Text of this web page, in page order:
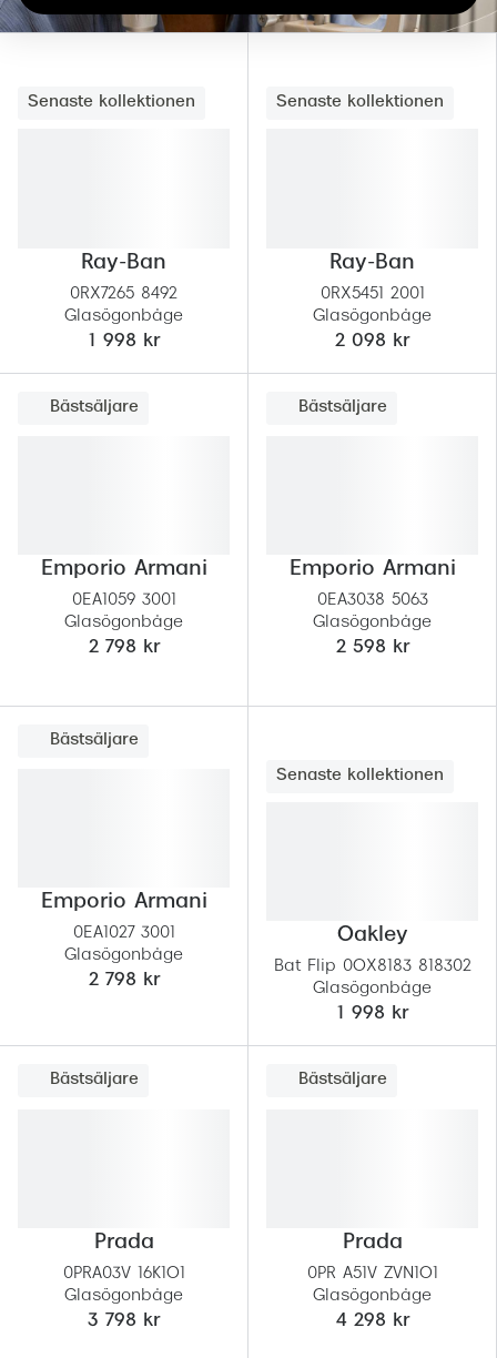
Senaste kollektionen
Ray-Ban
0RX7265 8492
Glasögonbåge
1 998 kr
Senaste kollektionen
Ray-Ban
0RX5451 2001
Glasögonbåge
2 098 kr
Bästsäljare
Emporio Armani
0EA1059 3001
Glasögonbåge
2 798 kr
Bästsäljare
Emporio Armani
0EA3038 5063
Glasögonbåge
2 598 kr
Bästsäljare
Emporio Armani
0EA1027 3001
Glasögonbåge
2 798 kr
Senaste kollektionen
Oakley
Bat Flip 0OX8183 818302
Glasögonbåge
1 998 kr
Bästsäljare
Prada
0PRA03V 16K1O1
Glasögonbåge
3 798 kr
Bästsäljare
Prada
0PR A51V ZVN1O1
Glasögonbåge
4 298 kr